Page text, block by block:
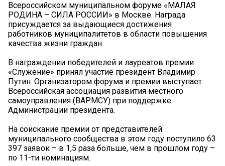
Всероссийском муниципальном форуме «МАЛАЯ
РОДИНА – СИЛА РОССИИ» в Москве. Награда
присуждается за выдающиеся достижения
работников муниципалитетов в области повышения
качества жизни граждан.
В награждении победителей и лауреатов премии
«Служение» принял участие президент Владимир
Путин. Организатором форума и премии выступает
Всероссийская ассоциация развития местного
самоуправления (ВАРМСУ) при поддержке
Администрации президента.
На соискание премии от представителей
муниципального сообщества в этом году поступило 63
397 заявок – в 1,5 раза больше, чем в прошлом году –
по 11-ти номинациям.